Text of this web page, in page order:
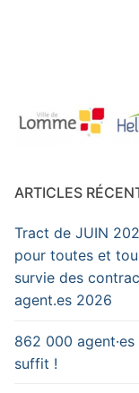
ARTICLES
Tract de JUIN
pour toutes et
survie des
agent.es 2026
862 000
suffit !